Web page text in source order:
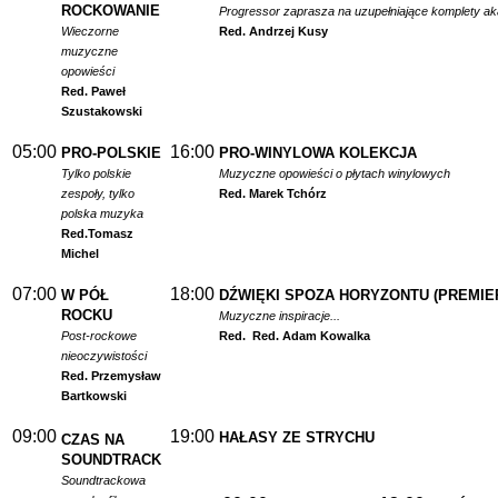
ROCKOWANIE
Wieczorne
muzyczne
opowieści
Red. Paweł
Szustakowski
Progressor zaprasza na uzupełniające komplety
Red. Andrzej Kusy
05:00 PRO-POLSKIE
Tylko polskie
zespoły, tylko
polska muzyka
Red.Tomasz
Michel
16:00 PRO-WINYLOWA KOLEKCJA
Muzyczne opowieści o płytach winylowych
Red. Marek Tchórz
07:00 W PÓŁ
ROCKU
Post-rockowe
nieoczywistości
Red. Przemysław
Bartkowski
18:00 DŹWIĘKI SPOZA HORYZONTU
Muzyczne inspiracje...
Red. Red. Adam Kowalka
09:00 CZAS NA
SOUNDTRACK
Soundtrackowa
19:00 HAŁASY ZE STRYCHU